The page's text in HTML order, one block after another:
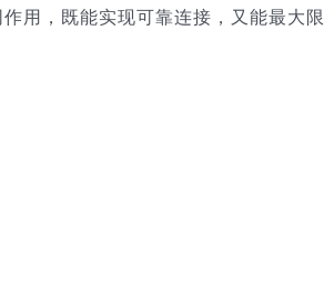
用，既能实现可靠连接，又能最大